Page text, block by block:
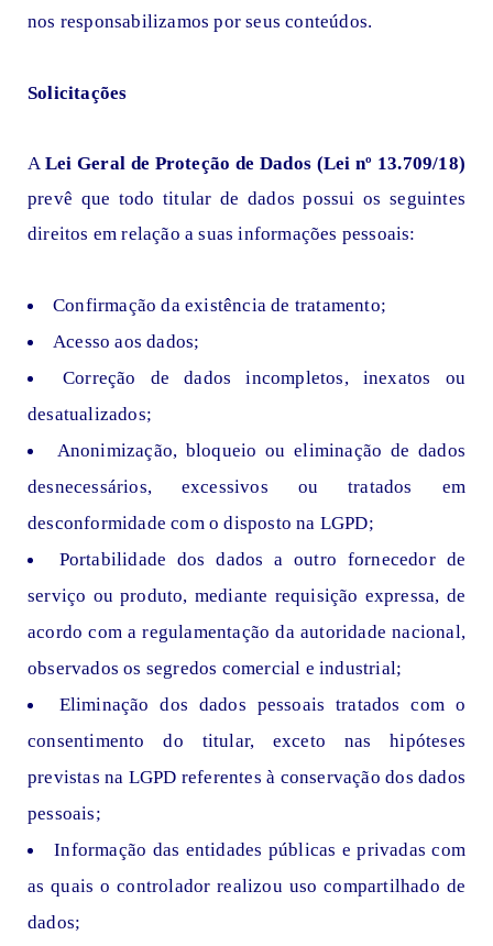
nos responsabilizamos por seus conteúdos.
Solicitações
A Lei Geral de Proteção de Dados (Lei nº 13.709/18)
prevê que todo titular de dados possui os seguintes
direitos em relação a suas informações pessoais:
Confirmação da existência de tratamento;
Acesso aos dados;
Correção de dados incompletos, inexatos ou
desatualizados;
Anonimização, bloqueio ou eliminação de dados
desnecessários, excessivos ou tratados em
desconformidade com o disposto na LGPD;
Portabilidade dos dados a outro fornecedor de
serviço ou produto, mediante requisição expressa, de
acordo com a regulamentação da autoridade nacional,
observados os segredos comercial e industrial;
Eliminação dos dados pessoais tratados com o
consentimento do titular, exceto nas hipóteses
previstas na LGPD referentes à conservação dos dados
pessoais;
Informação das entidades públicas e privadas com
as quais o controlador realizou uso compartilhado de
dados;